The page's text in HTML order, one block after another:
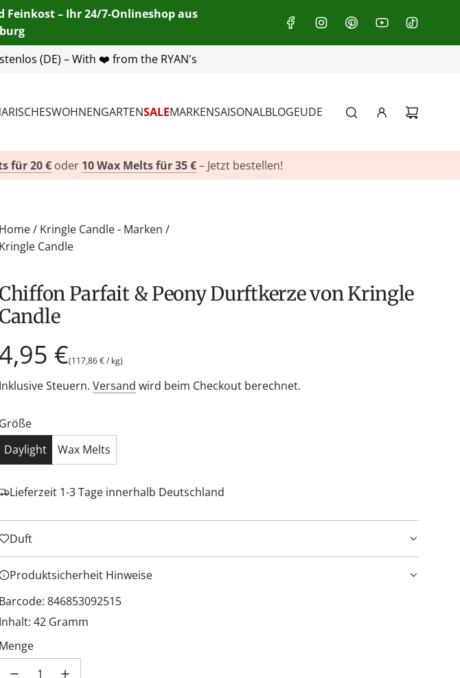
Feinkost – Ihr 24/7-Onlineshop aus
heritage.de| WhatsApp:+49(0)151 116 719 10
WOHNENGARTENSALEMARKENSAISONALBLOGEUDE
für 20 € oder 10 Wax Melts für 35 €– Jetzt bestellen!
Home/ Kringle Candle - Marken /
Kringle Candle
Durftkerze von Kringle
Preis
€(117,86 €/ kg)
Inklusive Steuern. Versand wird beim Checkout berechnet.
Größe
Daylight
Wax Melts
Lieferzeit 1-3 Tage innerhalb Deutschland
Duft
Produktsicherheit Hinweise
Barcode: 846853092515
Inhalt: 42 Gramm
Menge